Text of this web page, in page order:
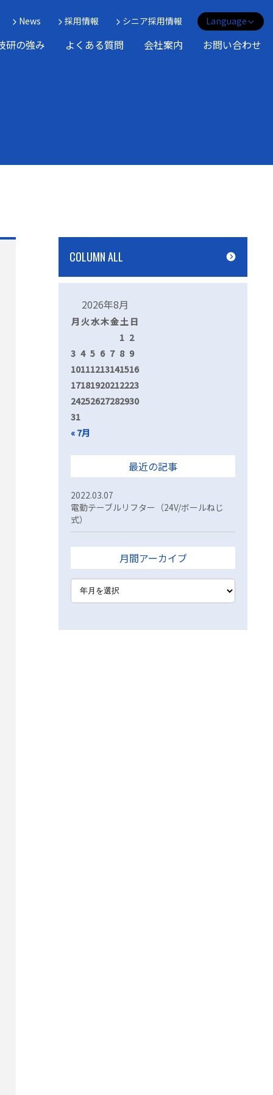
News 採用情報 シニア採用情報 Language
English
Tiếng Việt
研の強み よくある質問 会社案内 お問い合わせ
COLUMN ALL
2026年8月
月 火水木金土 日
« 7月
1 2
3 4 5 6 7 8 9
10111213141516
17181920212223
24252627282930
31
最近の記事
2022.03.07
電動テーブルリフター（24V/ボールねじ
式）
月間アーカイブ